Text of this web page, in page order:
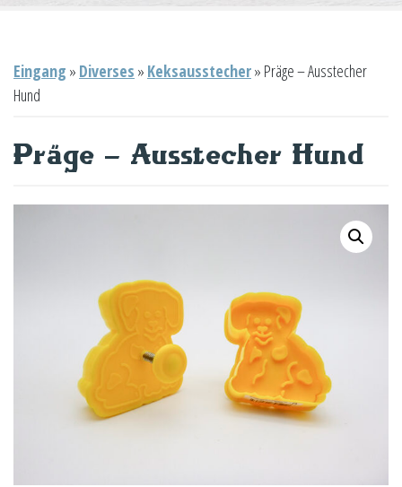
Eingang » Diverses » Keksausstecher» Präge – Ausstecher
Hund
Präge – Ausstecher Hund